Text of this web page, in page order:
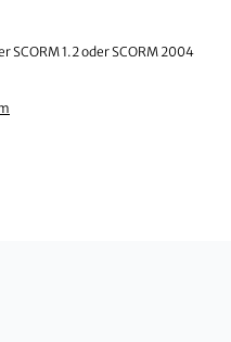
1.2 oder SCORM 2004